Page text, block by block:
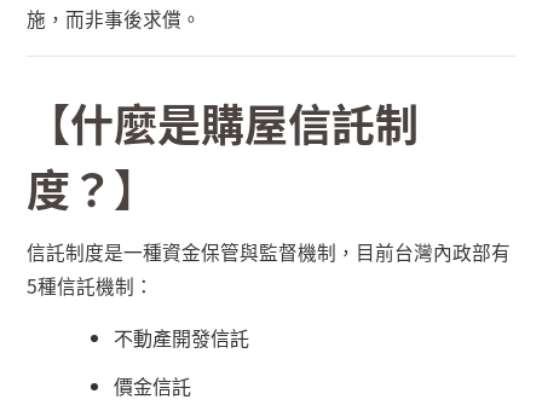
施，而非事後求償。
【什麼是購屋信託制
度？】
信託制度是一種資金保管與監督機制，目前台灣內政部有
5種信託機制：
不動產開發信託
價金信託